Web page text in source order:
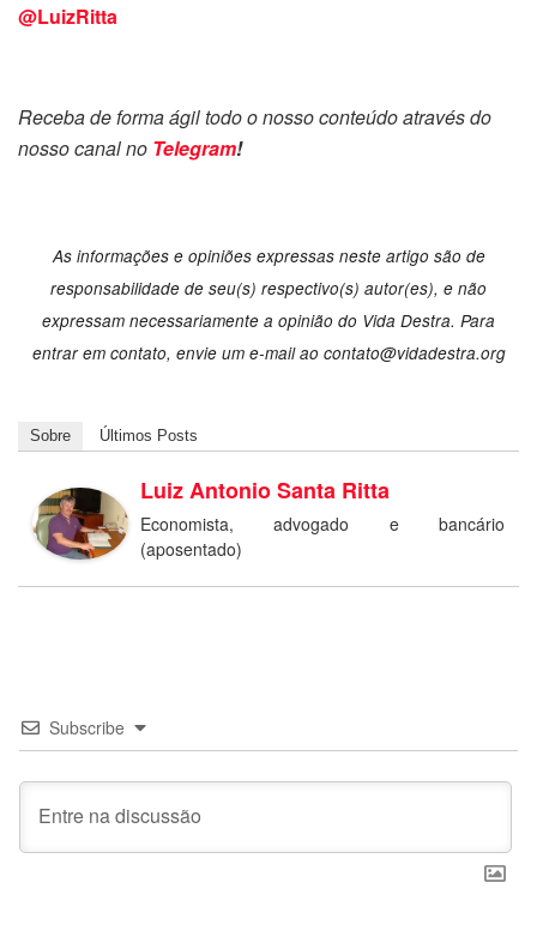
@LuizRitta
Receba de forma ágil todo o nosso conteúdo através do
nosso canal no Telegram!
As informações e opiniões expressas neste artigo são de
responsabilidade de seu(s) respectivo(s) autor(es), e não
expressam necessariamente a opinião do Vida Destra. Para
entrar em contato, envie um e-mail ao contato@vidadestra.org
Sobre Últimos Posts
Luiz Antonio Santa Ritta
Economista, advogado e bancário
(aposentado)
Subscribe